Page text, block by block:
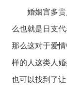
婚姻宫多贵
么也就是日支
那么这对于爱
样的人这类人
也可以找到了